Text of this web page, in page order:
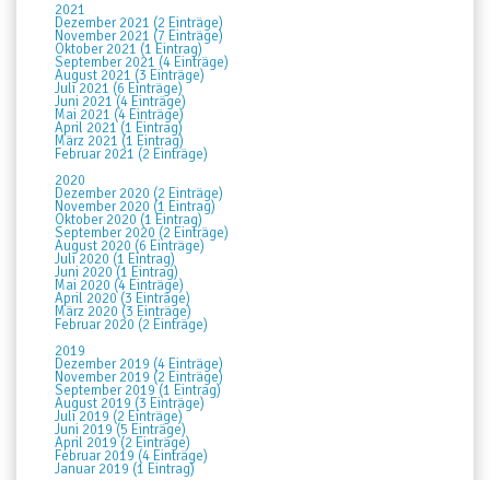
2021
Dezember 2021 (2 Einträge)
November 2021 (7 Einträge)
Oktober 2021 (1 Eintrag)
September 2021 (4 Einträge)
August 2021 (3 Einträge)
Juli 2021 (6 Einträge)
Juni 2021 (4 Einträge)
Mai 2021 (4 Einträge)
April 2021 (1 Eintrag)
März 2021 (1 Eintrag)
Februar 2021 (2 Einträge)
2020
Dezember 2020 (2 Einträge)
November 2020 (1 Eintrag)
Oktober 2020 (1 Eintrag)
September 2020 (2 Einträge)
August 2020 (6 Einträge)
Juli 2020 (1 Eintrag)
Juni 2020 (1 Eintrag)
Mai 2020 (4 Einträge)
April 2020 (3 Einträge)
März 2020 (3 Einträge)
Februar 2020 (2 Einträge)
2019
Dezember 2019 (4 Einträge)
November 2019 (2 Einträge)
September 2019 (1 Eintrag)
August 2019 (3 Einträge)
Juli 2019 (2 Einträge)
Juni 2019 (5 Einträge)
April 2019 (2 Einträge)
Februar 2019 (4 Einträge)
Januar 2019 (1 Eintrag)